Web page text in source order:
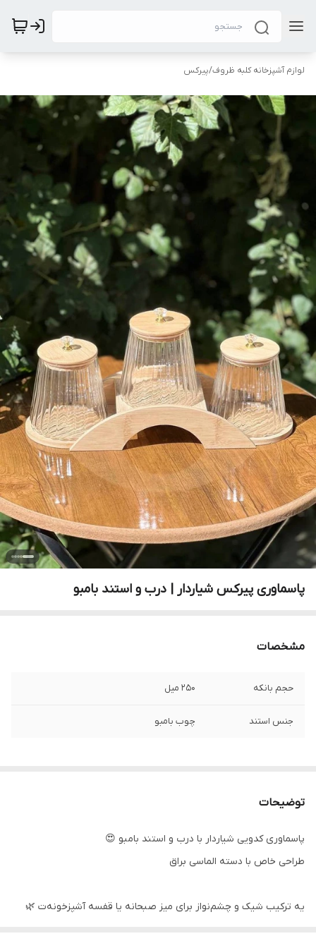
لوازم آشپزخانه کلبه ظروف/پیرکس
پاسماوری پیرکس شیار‌دار | درب و استند بامبو
مشخصات
حجم بانکه 250 میل
جنس استند چوب بامبو
توضیحات
پاسماوری کدویی شیار‌دار با درب و استند بامبو 😍
طراحی خاص با دسته الماسی براق
یه ترکیب شیک و چشم‌نواز برای میز صبحانه یا قفسه آشپزخونه‌ت 🌿